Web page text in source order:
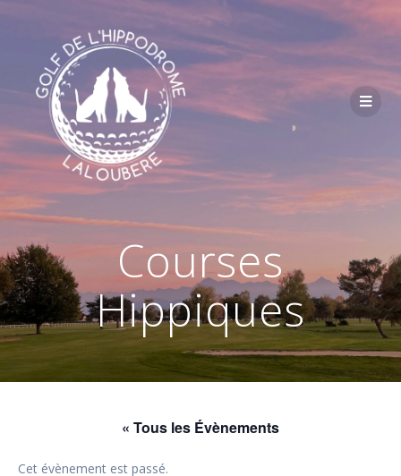
Passer
contenu
Courses
Hippiques
« Tous les Évènements
Cet évènement est passé.